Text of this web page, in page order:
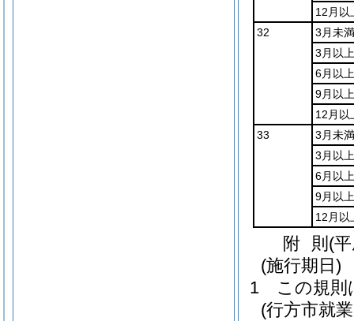
12月以
32
3月未満
3月以
6月以
9月以
12月以
33
3月未満
3月以
6月以
9月以
12月以
附 則 (
(施行期日)
1
この規則
(行方市就